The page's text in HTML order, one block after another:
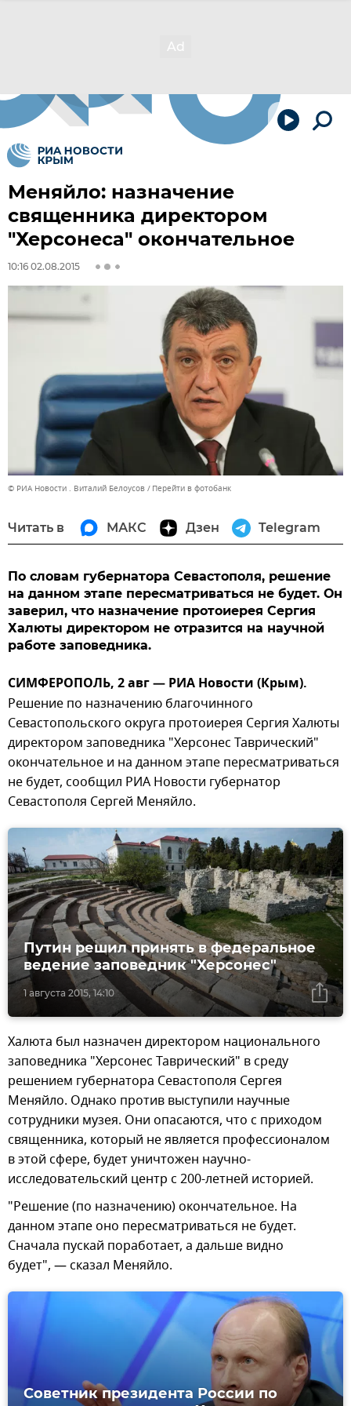
Меняйло: назначение
священника директором
"Херсонеса" окончательное
10:16 02.08.2015
© РИА Новости . Виталий Белоусов Перейти в фотобанк
Читать в МАКС Дзен Telegram
По словам губернатора Севастополя, решение
на данном этапе пересматриваться не будет. Он
заверил, что назначение протоиерея Сергия
Халюты директором не отразится на научной
работе заповедника.
СИМФЕРОПОЛЬ, 2 авг — РИА Новости (Крым).
Решение по назначению благочинного
Севастопольского округа протоиерея Сергия Халюты
директором заповедника "Херсонес Таврический"
окончательное и на данном этапе пересматриваться
не будет, сообщил РИА Новости губернатор
Севастополя Сергей Меняйло.
1 августа 2015, 14:10
Путин решил принять в федеральное
ведение заповедник "Херсонес"
Халюта был назначен директором национального
заповедника "Херсонес Таврический" в среду
решением губернатора Севастополя Сергея
Меняйло. Однако против выступили научные
сотрудники музея. Они опасаются, что с приходом
священника, который не является профессионалом
в этой сфере, будет уничтожен научно-
исследовательский центр с 200-летней историей.
"Решение (по назначению) окончательное. На
данном этапе оно пересматриваться не будет.
Сначала пускай поработает, а дальше видно
будет", — сказал Меняйло.
Советник президента России по